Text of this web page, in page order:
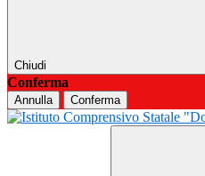
Chiudi
Conferma
Annulla Conferma